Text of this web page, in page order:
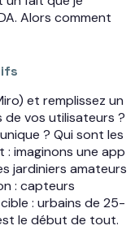
Alors comment
et remplissez un
de vos utilisateurs ?
? Qui sont les
imaginons une app
jardiniers amateurs
: capteurs
: urbains de 25-
le début de tout.